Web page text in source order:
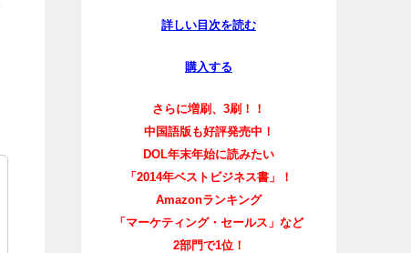
詳しい目次を読む
購入する
さらに増刷、3刷！！
中国語版も好評発売中！
DOL年末年始に読みたい
「2014年ベストビジネス書」！
Amazonランキング
「マーケティング・セールス」など
2部門で1位！